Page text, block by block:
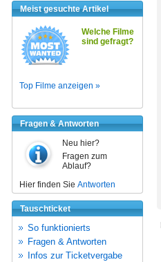
Meist gesuchte Artikel
Welche Filme
sind gefragt?
Top Filme anzeigen »
Fragen & Antworten
Neu hier?
Fragen zum
Ablauf?
Hier finden Sie Antworten
Tauschticket
So funktionierts
Fragen & Antworten
Infos zur Ticketvergabe